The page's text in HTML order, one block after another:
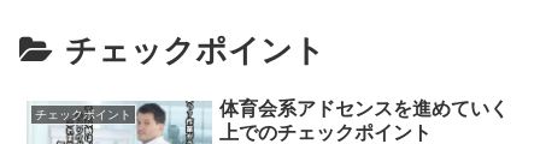
チェックポイント
チェックポイント
体育会系アドセンスを進めていく
上でのチェックポイント